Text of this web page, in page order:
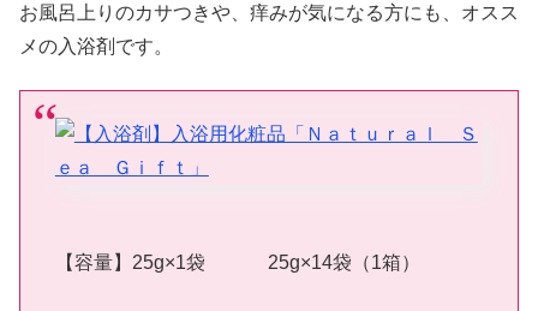
お風呂上りのカサつきや、痒みが気になる方にも、オスス
メの入浴剤です。
【容量】25g×1袋 25g×14袋（1箱）